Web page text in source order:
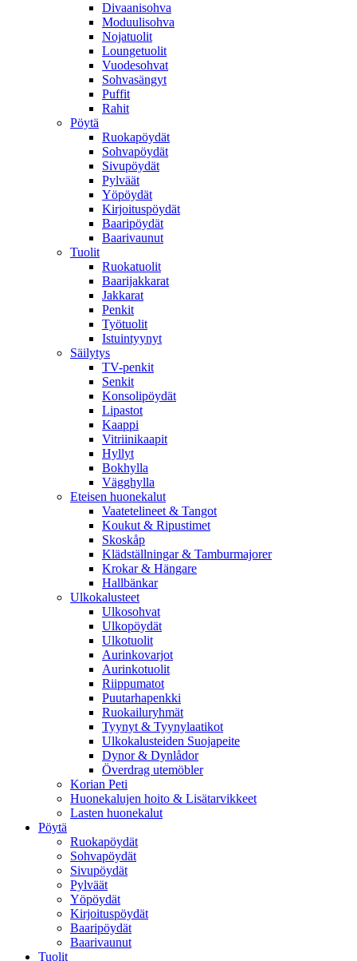
Divaanisohva
Moduulisohva
Nojatuolit
Loungetuolit
Vuodesohvat
Sohvasängyt
Puffit
Rahit
Pöytä
Ruokapöydät
Sohvapöydät
Sivupöydät
Pylväät
Yöpöydät
Kirjoituspöydät
Baaripöydät
Baarivaunut
Tuolit
Ruokatuolit
Baarijakkarat
Jakkarat
Penkit
Työtuolit
Istuintyynyt
Säilytys
TV-penkit
Senkit
Konsolipöydät
Lipastot
Kaappi
Vitriinikaapit
Hyllyt
Bokhylla
Vägghylla
Eteisen huonekalut
Vaatetelineet & Tangot
Koukut & Ripustimet
Skoskåp
Klädställningar & Tamburmajorer
Krokar & Hängare
Hallbänkar
Ulkokalusteet
Ulkosohvat
Ulkopöydät
Ulkotuolit
Aurinkovarjot
Aurinkotuolit
Riippumatot
Puutarhapenkki
Ruokailuryhmät
Tyynyt & Tyynylaatikot
Ulkokalusteiden Suojapeite
Dynor & Dynlådor
Överdrag utemöbler
Korian Peti
Huonekalujen hoito & Lisätarvikkeet
Lasten huonekalut
Pöytä
Ruokapöydät
Sohvapöydät
Sivupöydät
Pylväät
Yöpöydät
Kirjoituspöydät
Baaripöydät
Baarivaunut
Tuolit